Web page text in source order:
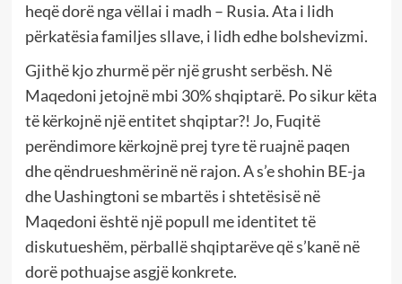
heqë dorë nga vëllai i madh – Rusia. Ata i lidh
përkatësia familjes sllave, i lidh edhe bolshevizmi.
Gjithë kjo zhurmë për një grusht serbësh. Në
Maqedoni jetojnë mbi 30% shqiptarë. Po sikur këta
të kërkojnë një entitet shqiptar?! Jo, Fuqitë
perëndimore kërkojnë prej tyre të ruajnë paqen
dhe qëndrueshmërinë në rajon. A s’e shohin BE-ja
dhe Uashingtoni se mbartës i shtetësisë në
Maqedoni është një popull me identitet të
diskutueshëm, përballë shqiptarëve që s’kanë në
dorë pothuajse asgjë konkrete.